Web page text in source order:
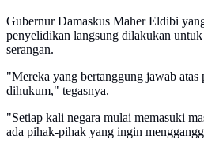
Gubernur Damaskus Maher Eldibi
penyelidikan langsung dilakukan
serangan.
"Mereka yang bertanggung jawab atas
dihukum," tegasnya.
"Setiap kali negara mulai memasuki
ada pihak-pihak yang ingin